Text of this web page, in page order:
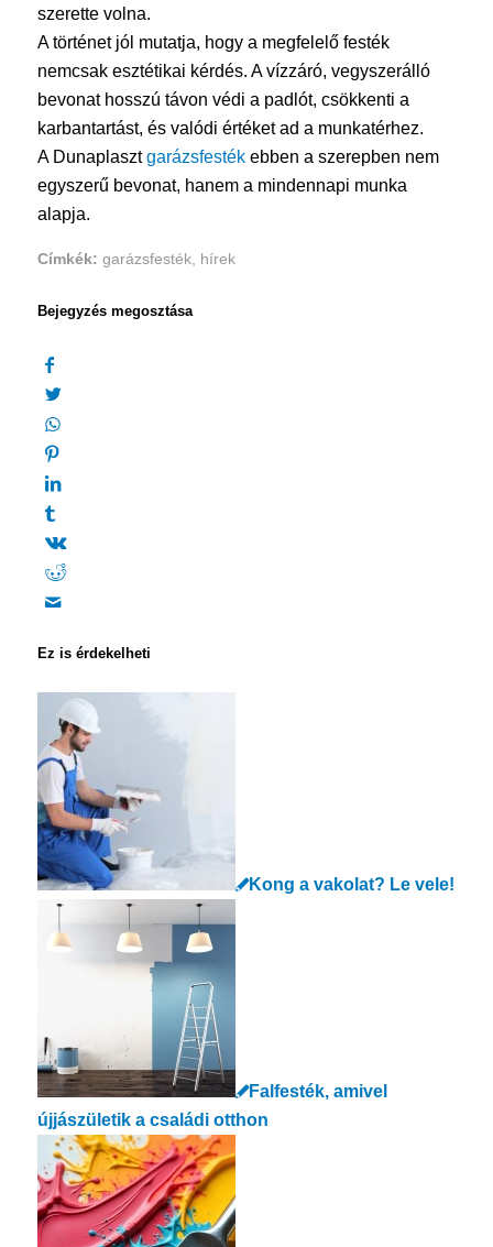
szerette volna.
A történet jól mutatja, hogy a megfelelő festék
nemcsak esztétikai kérdés. A vízzáró, vegyszerálló
bevonat hosszú távon védi a padlót, csökkenti a
karbantartást, és valódi értéket ad a munkatérhez.
A Dunaplasztgarázsfestékebben a szerepben nem
egyszerű bevonat, hanem a mindennapi munka
alapja.
Címkék: garázsfesték, hírek
Bejegyzés megosztása
Ez is érdekelheti
Kong a vakolat? Le vele!
Falfesték, amivel
újjászületik a családi otthon